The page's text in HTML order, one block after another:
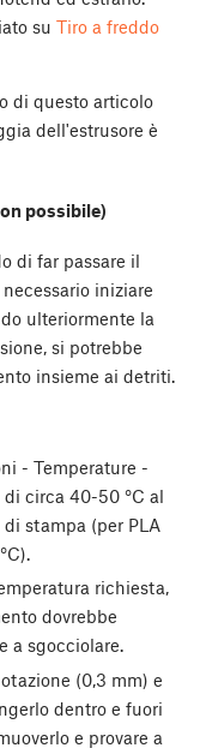
su Tiro a freddo
di questo articolo
dell'estrusore è
possibile)
di far passare il
iniziare
ulteriormente la
si potrebbe
insieme ai detriti.
- Temperature -
circa 40-50 °C al
stampa (per PLA
richiesta,
dovrebbe
a sgocciolare.
(0,3 mm) e
dentro e fuori
e provare a